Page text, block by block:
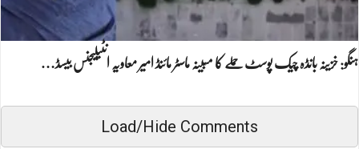
ہنگو: خزینہ بانڈہ چیک پوسٹ حملے کا مبینہ ماسٹر مائنڈ امیر معاویہ انٹیلیجنس بیسڈ…
Load/Hide Comments